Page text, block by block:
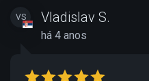
VS Vladislav S.
há 4 anos